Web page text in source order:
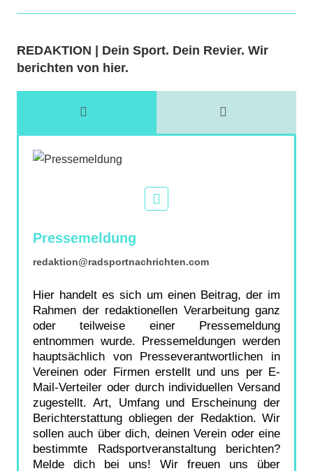
REDAKTION | Dein Sport. Dein Revier. Wir
berichten von hier.
Pressemeldung
redaktion@radsportnachrichten.com
Hier handelt es sich um einen Beitrag, der im
Rahmen der redaktionellen Verarbeitung ganz
oder teilweise einer Pressemeldung
entnommen wurde. Pressemeldungen werden
hauptsächlich von Presseverantwortlichen in
Vereinen oder Firmen erstellt und uns per E-
Mail-Verteiler oder durch individuellen Versand
zugestellt. Art, Umfang und Erscheinung der
Berichterstattung obliegen der Redaktion. Wir
sollen auch über dich, deinen Verein oder eine
bestimmte Radsportveranstaltung berichten?
Melde dich bei uns! Wir freuen uns über